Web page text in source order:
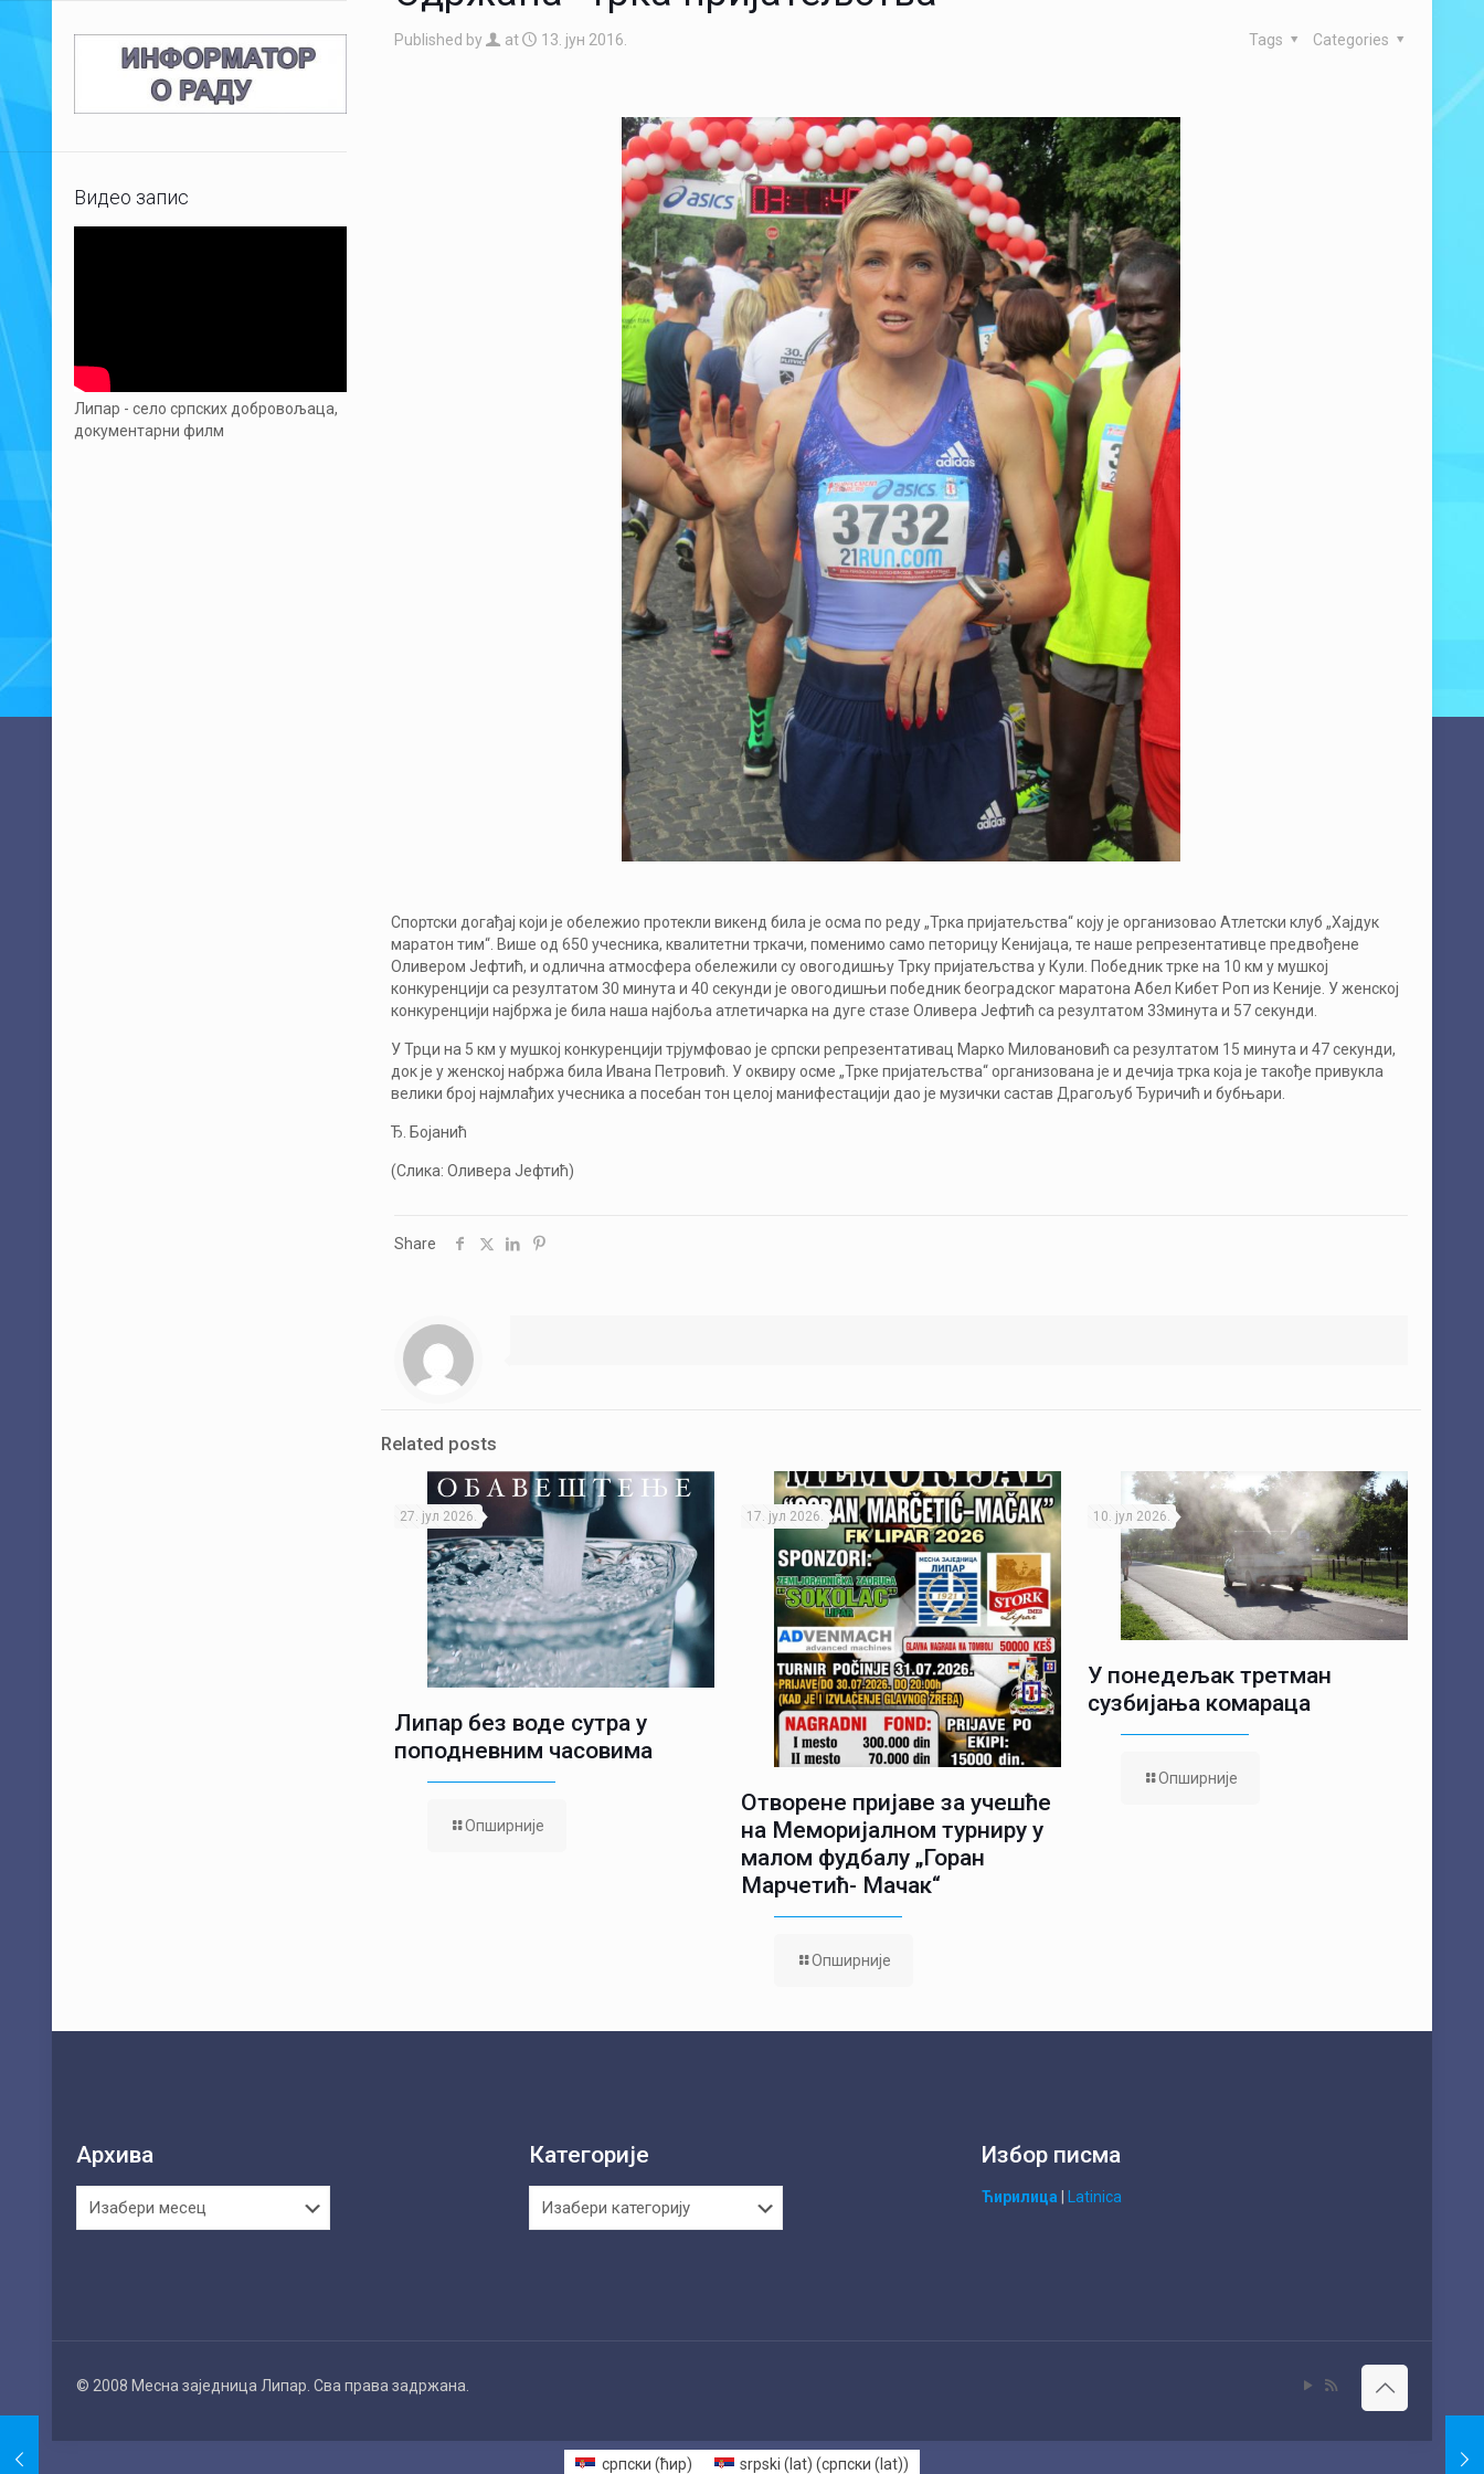
Published by at 13. јун 2016. Categories
Tags
Спортски догађај који је обележио протекли викенд била је осма по реду „Трка пријатељства“ коју је организовао Атлетски клуб „Хајдук
маратон тим“. Више од 650 учесника, квалитетни тркачи, поменимо само петорицу Кенијаца, те наше репрезентативце предвођене
Оливером Јефтић, и одлична атмосфера обележили су овогодишњу Трку пријатељства у Кули. Победник трке на 10 км у мушкој
конкуренцији са резултатом 30 минута и 40 секунди је овогодишњи победник београдског маратона Абел Кибет Роп из Кеније. У женској
конкуренцији најбржа је била наша најбоља атлетичарка на дуге стазе Оливера Јефтић са резултатом 33минута и 57 секунди.
У Трци на 5 км у мушкој конкуренцији трјумфовао је српски репрезентативац Марко Миловановић са резултатом 15 минута и 47 секунди,
док је у женској набржа била Ивана Петровић. У оквиру осме „Трке пријатељства“ организована је и дечија трка која је такође привукла
велики број најмлађих учесника а посебан тон целој манифестацији дао је музички састав Драгољуб Ђуричић и бубњари.
Ђ. Бојанић
(Слика: Оливера Јефтић)
Share
Related posts
27. јул 2026.
Липар без воде сутра у
поподневним часовима
Опширније
17. јул 2026.
Отворене пријаве за учешће
на Меморијалном турниру у
малом фудбалу „Горан
Марчетић- Мачак“
Опширније
10. јул 2026.
У понедељак третман
сузбијања комараца
Опширније
Видео запис
Липар - село српских добровољаца,
документарни филм
Архива Категорије Избор писма
Ћирилица Latinica
© 2008 Месна заједница Липар. Сва права задржана.
српски (ћир) srpski (lat) (српски (lat))